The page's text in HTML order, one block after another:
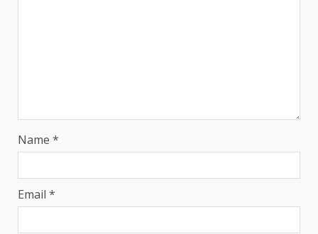
Name *
Email *